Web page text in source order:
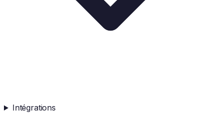
Intégrations